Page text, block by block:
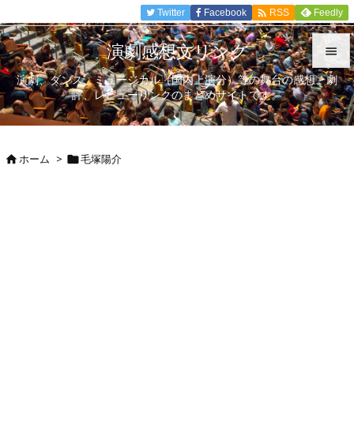


メニュ

Twitter Facebook  RSS Feedly
演劇感想文リンク
演劇、ダンス、ミュージカル（国内上演分）等の舞台の感想、劇
評、レビューリンクのまとめサイトです。
ホーム > 毛塚陽介